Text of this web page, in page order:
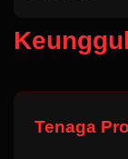
Tenaga